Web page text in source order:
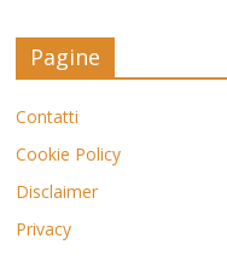
Pagine
Contatti
Cookie Policy
Disclaimer
Privacy